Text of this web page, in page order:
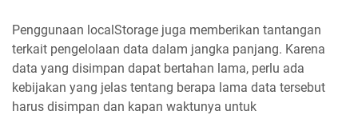
Penggunaan localStorage juga memberikan tantangan
terkait pengelolaan data dalam jangka panjang. Karena
data yang disimpan dapat bertahan lama, perlu ada
kebijakan yang jelas tentang berapa lama data tersebut
harus disimpan dan kapan waktunya untuk